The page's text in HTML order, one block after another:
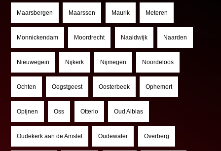
Maarsbergen Maarssen Maurik Meteren
Monnickendam Moordrecht Naaldwijk Naarden
Nieuwegein Nijkerk Nijmegen Noordeloos
Ochten Oegstgeest Oosterbeek Ophemert
Opijnen Oss Otterlo Oud Alblas
Oudekerk aan de Amstel Oudewater Overberg